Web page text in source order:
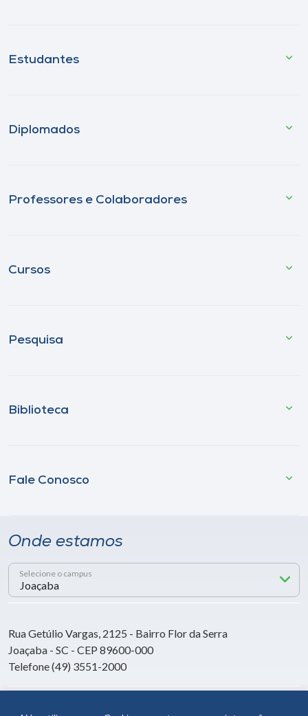
Estudantes
Diplomados
Professores e Colaboradores
Cursos
Pesquisa
Biblioteca
Fale Conosco
Onde estamos
Selecione o campus
Rua Getúlio Vargas, 2125 - Bairro Flor da Serra
Joaçaba - SC - CEP 89600-000
Telefone (49) 3551-2000
Siga a Unoesc